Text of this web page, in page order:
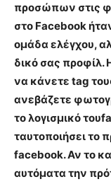
προσώπων στις
στο Facebook
ομάδα ελέγχου,
δικό σας προφίλ.
να κάνετε tag
ανεβάζετε
το λογισμικό
ταυτοποιήσει το
facebook. Αν το
αυτόματα την